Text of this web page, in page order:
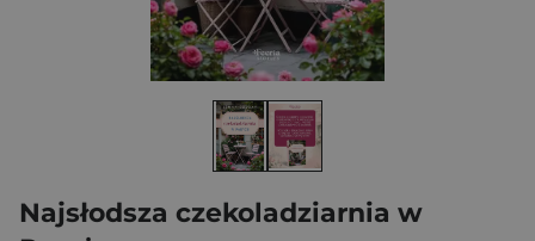
Najsłodsza czekoladziarnia w